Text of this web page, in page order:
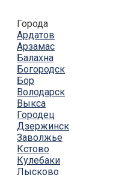
Города
Ардатов
Арзамас
Балахна
Богородск
Бор
Володарск
Выкса
Городец
Дзержинск
Заволжье
Кстово
Кулебаки
Лысково